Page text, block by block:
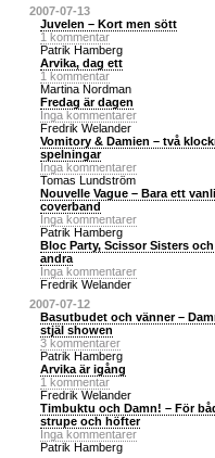
2007-07-13
Juvelen – Kort men sött
1 kommentar
Patrik Hamberg
Arvika, dag ett
1 kommentar
Martina Nordman
Fredag är dagen
Inga kommentarer
Fredrik Welander
Vomitory & Damien – två
spelningar
Inga kommentarer
Tomas Lundström
Nouvelle Vague – Bara ett
coverband
Inga kommentarer
Patrik Hamberg
Bloc Party, Scissor Sisters och
andra
Inga kommentarer
Fredrik Welander
2007-07-12
Basutbudet och vänner –
stjäl showen
3 kommentarer
Patrik Hamberg
Arvika är igång
1 kommentar
Fredrik Welander
Timbuktu och Damn! – För
strupe och höfter
Inga kommentarer
Patrik Hamberg